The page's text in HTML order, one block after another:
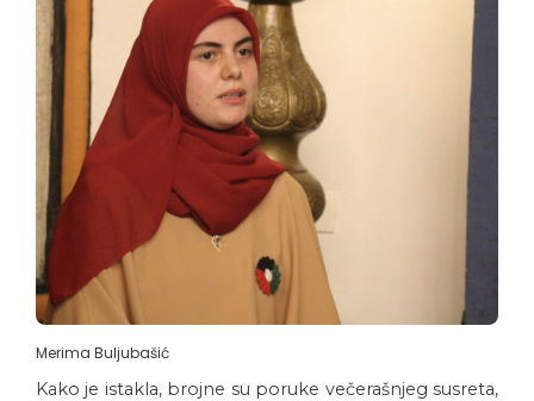
Merima Buljubašić
Kako je istakla, brojne su poruke večerašnjeg susreta,